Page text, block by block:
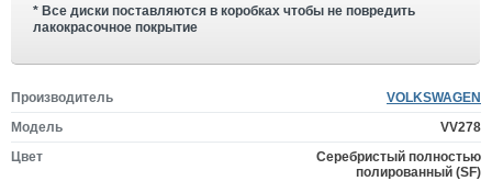
* Все диски поставляются в коробках чтобы не повредить
лакокрасочное покрытие
Производитель
VOLKSWAGEN
Модель
VV278
Цвет
Серебристый полностью
полированный (SF)